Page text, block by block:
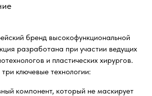
бренд высокофункциональной
разработана при участии ведущих
и пластических хирургов.
ключевые технологии:
компонент, который не маскирует